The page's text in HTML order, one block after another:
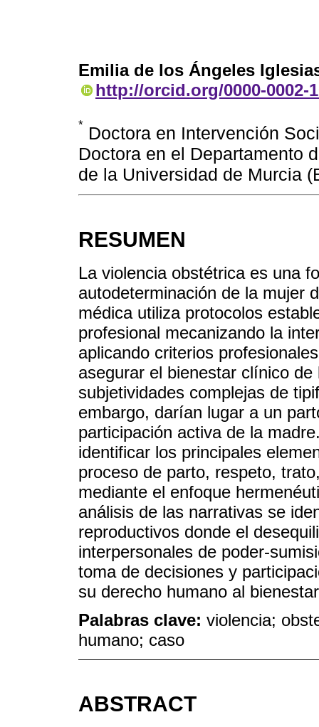
Emilia de los Ángeles
http://orcid.org/0000-0002-
* Doctora en Intervención
Doctora en el Departamento
de la Universidad de Murcia
RESUMEN
La violencia obstétrica es una
autodeterminación de la mujer
médica utiliza protocolos
profesional mecanizando la
aplicando criterios
asegurar el bienestar clínico
subjetividades complejas de
embargo, darían lugar a un
participación activa de la
identificar los principales
proceso de parto, respeto,
mediante el enfoque
análisis de las narrativas se
reproductivos donde el
interpersonales de poder-
toma de decisiones y
su derecho humano al
Palabras clave: violencia;
humano; caso
ABSTRACT